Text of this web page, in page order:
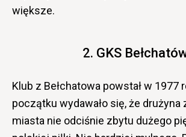
większe.
2. GKS
Klub z Bełchatowa powstał w 1977
początku wydawało się, że drużyna
miasta nie odciśnie zbytu dużego